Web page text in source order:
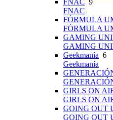
FNAC 9
FNAC
FÓRMULA
FÓRMULA
GAMING
GAMING
Geekmanía 6
Geekmanía
GIRLS ON
GIRLS ON
GOING OUT
GOING OUT